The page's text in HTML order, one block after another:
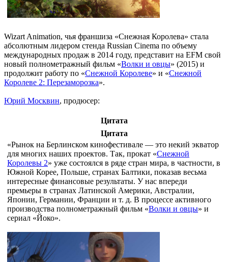
Wizart Animation, чья франшиза «Снежная Королева» стала
абсолютным лидером стенда Russian Cinema по объему
международных продаж в 2014 году, представит на EFM свой
новый полнометражный фильм «Волки и овцы» (2015) и
продолжит работу по «Снежной Королеве» и «Снежной
Королеве 2: Перезаморозка».
Юрий Москвин, продюсер:
Цитата
Цитата
«Рынок на Берлинском кинофестивале — это некий экватор
для многих наших проектов. Так, прокат «Снежной
Королевы 2» уже состоялся в ряде стран мира, в частности, в
Южной Корее, Польше, странах Балтики, показав весьма
интересные финансовые результаты. У нас впереди
премьеры в странах Латинской Америки, Австралии,
Японии, Германии, Франции и т. д. В процессе активного
производства полнометражный фильм «Волки и овцы» и
сериал «Йоко».